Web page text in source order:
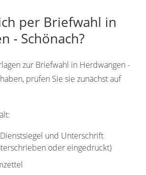
per Briefwahl in
- Schönach?
zur Briefwahl in Herdwangen -
prüfen Sie sie zunächst auf
und Unterschrift
oder eingedruckt)